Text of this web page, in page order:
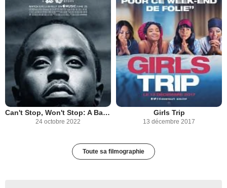
Can't Stop, Won't Stop: A Bad Boy Story
24 octobre 2022
Girls Trip
13 décembre 2017
Toute sa filmographie